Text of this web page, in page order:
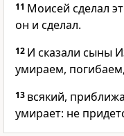
11 Моисей сделал
он и сделал.
12 И сказали сыны
умираем,
13 всякий,
умирает: не